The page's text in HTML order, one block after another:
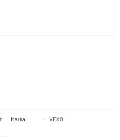
Marka VEXO